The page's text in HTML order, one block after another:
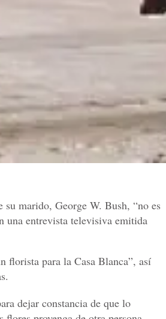
marido, George W. Bush, “no es
una entrevista televisiva emitida
florista para la Casa Blanca”, así
dejar constancia de que lo